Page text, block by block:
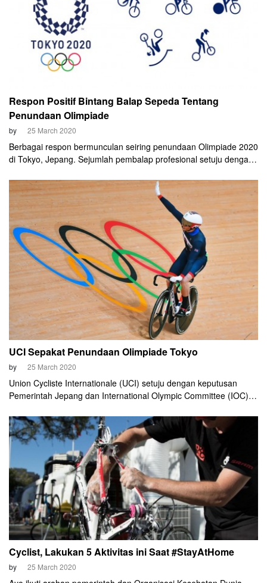
Respon Positif Bintang Balap Sepeda Tentang
Penundaan Olimpiade
by 25 March 2020
Berbagai respon bermunculan seiring penundaan Olimpiade 2020
di Tokyo, Jepang. Sejumlah pembalap profesional setuju dengan
International Olympic Committee (IOC) itu. Menurut mereka,
keselamatan dan kesehatan orang banyak harus didahulukan.
UCI Sepakat Penundaan Olimpiade Tokyo
by 25 March 2020
Union Cycliste Internationale (UCI) setuju dengan keputusan
Pemerintah Jepang dan International Olympic Committee (IOC)
terbesar di dunia ini akan dilangsungkan di Tokyo pada musim
panas 2021.
Cyclist, Lakukan 5 Aktivitas ini Saat #StayAtHome
by 25 March 2020